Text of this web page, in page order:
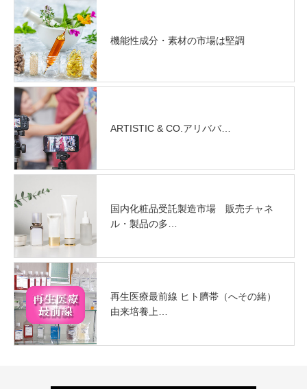
機能性成分・素材の市場は堅調
ARTISTIC & CO.アリババ…
国内化粧品受託製造市場 販売チャネ
ル・製品の多…
再生医療最前線 ヒト臍帯（へその緒）
由来培養上…